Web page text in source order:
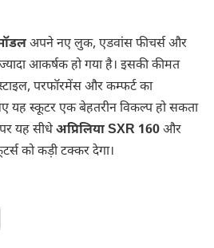
अपने नए लुक, एडवांस फीचर्स और
आकर्षक हो गया है। इसकी कीमत
परफॉरमेंस और कम्फर्ट का
यह स्कूटर एक बेहतरीन विकल्प हो सकता
यह सीधेअप्रिलिया SXR 160और
को कड़ी टक्कर देगा।